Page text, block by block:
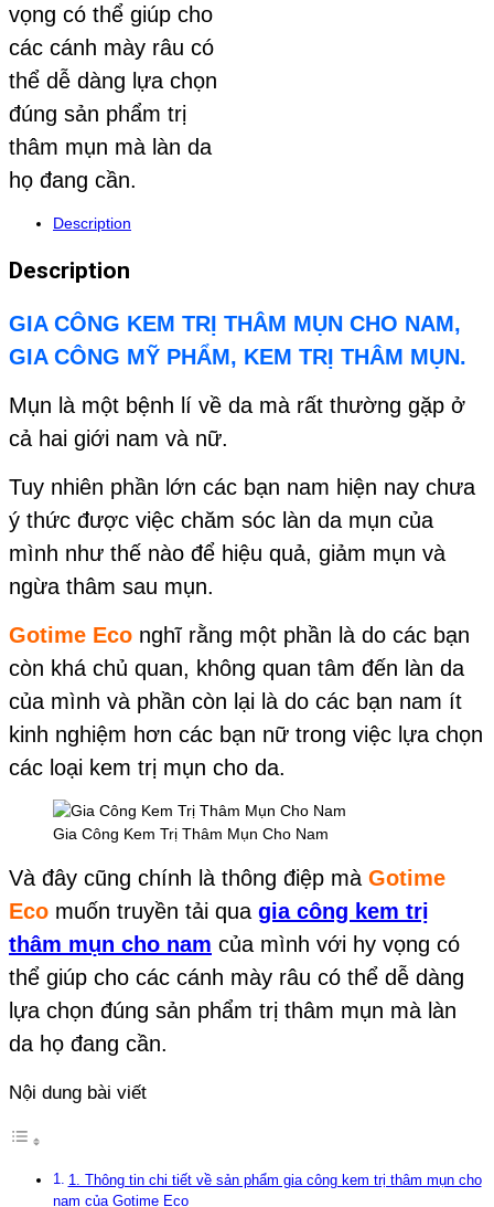
vọng có thể giúp cho
các cánh mày râu có
thể dễ dàng lựa chọn
đúng sản phẩm trị
thâm mụn mà làn da
họ đang cần.
Description
Description
GIA CÔNG KEM TRỊ THÂM MỤN CHO NAM,
GIA CÔNG MỸ PHẨM, KEM TRỊ THÂM MỤN.
Mụn là một bệnh lí về da mà rất thường gặp ở
cả hai giới nam và nữ.
Tuy nhiên phần lớn các bạn nam hiện nay chưa
ý thức được việc chăm sóc làn da mụn của
mình như thế nào để hiệu quả, giảm mụn và
ngừa thâm sau mụn.
Gotime Eco nghĩ rằng một phần là do các bạn
còn khá chủ quan, không quan tâm đến làn da
của mình và phần còn lại là do các bạn nam ít
kinh nghiệm hơn các bạn nữ trong việc lựa chọn
các loại kem trị mụn cho da.
Gia Công Kem Trị Thâm Mụn Cho Nam
Và đây cũng chính là thông điệp mà Gotime
Eco muốn truyền tải qua gia công kem trị
thâm mụn cho nam của mình với hy vọng có
thể giúp cho các cánh mày râu có thể dễ dàng
lựa chọn đúng sản phẩm trị thâm mụn mà làn
da họ đang cần.
Nội dung bài viết
1. Thông tin chi tiết về sản phẩm gia công kem trị thâm mụn cho
nam của Gotime Eco